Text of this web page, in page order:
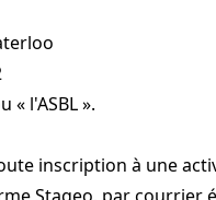
« l'ASBL ».
inscription à une